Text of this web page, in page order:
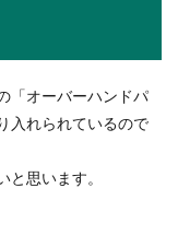
「オーバーハンドパ
入れられているので
思います。